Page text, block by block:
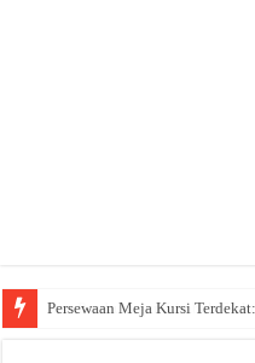
Persewaan Meja Kursi